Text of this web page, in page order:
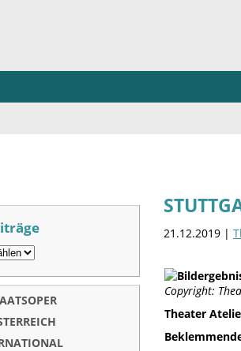
21.12.2019 |
Copyright:
Theater